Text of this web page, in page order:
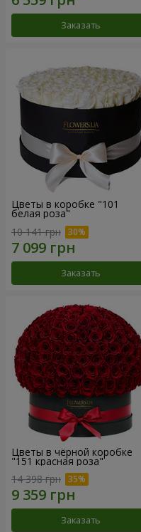
Заказать
Цветы в коробке "101
белая роза"
10 141 грн
Заказать
Цветы в чёрной коробке
"151 красная роза"
14 398 грн
Заказать